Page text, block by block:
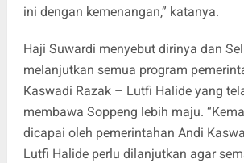
ini dengan kemenangan,” katanya.
Haji Suwardi menyebut dirinya dan
melanjutkan semua program
Kaswadi Razak – Lutfi Halide yang
membawa Soppeng lebih maju.
dicapai oleh pemerintahan Andi
Lutfi Halide perlu dilanjutkan agar